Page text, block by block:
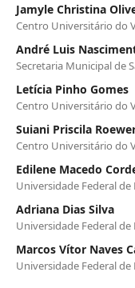
Jamyle Christina
Centro Universitário do
André Luis
Secretaria Municipal de
Letícia Pinho Gomes
Centro Universitário do
Suiani Priscila
Centro Universitário do
Edilene Macedo
Universidade Federal de
Adriana Dias Silva
Universidade Federal de
Marcos Vítor Naves
Universidade Federal de